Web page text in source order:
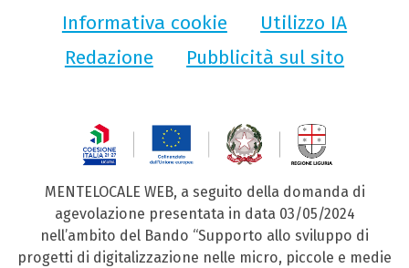
Informativa cookie
Utilizzo IA
Redazione
Pubblicità sul sito
MENTELOCALE WEB, a seguito della domanda di
agevolazione presentata in data 03/05/2024
nell’ambito del Bando “Supporto allo sviluppo di
progetti di digitalizzazione nelle micro, piccole e medie